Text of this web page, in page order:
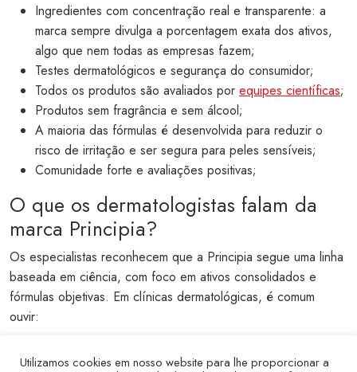
Ingredientes com concentração real e transparente: a
marca sempre divulga a porcentagem exata dos ativos,
algo que nem todas as empresas fazem;
Testes dermatológicos e segurança do consumidor;
Todos os produtos são avaliados por equipes científicas;
Produtos sem fragrância e sem álcool;
A maioria das fórmulas é desenvolvida para reduzir o
risco de irritação e ser segura para peles sensíveis;
Comunidade forte e avaliações positivas;
O que os dermatologistas falam da
marca Principia?
Os especialistas reconhecem que a Principia segue uma linha
baseada em ciência, com foco em ativos consolidados e
fórmulas objetivas. Em clínicas dermatológicas, é comum
ouvir:
Utilizamos cookies em nosso website para lhe proporcionar a